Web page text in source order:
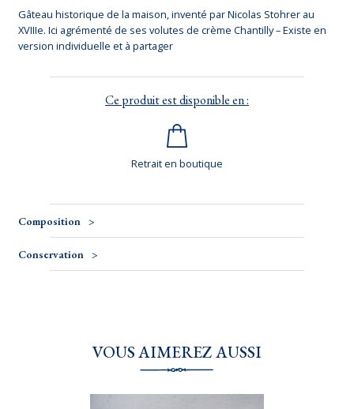
Gâteau historique de la maison, inventé par Nicolas Stohrer au
XVIIIe. Ici agrémenté de ses volutes de crème Chantilly – Existe en
version individuelle et à partager
Ce produit est disponible en :
Retrait en boutique
Composition
Conservation
VOUS AIMEREZ AUSSI